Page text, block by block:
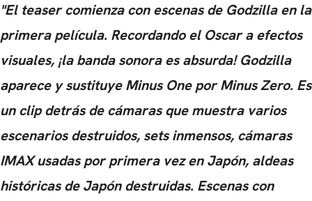
"El teaser comienza con escenas de Godzilla en la
primera película. Recordando el Oscar a efectos
visuales, ¡la banda sonora es absurda! Godzilla
aparece y sustituye Minus One por Minus Zero. Es
un clip detrás de cámaras que muestra varios
escenarios destruidos, sets inmensos, cámaras
IMAX usadas por primera vez en Japón, aldeas
históricas de Japón destruidas. Escenas con